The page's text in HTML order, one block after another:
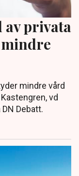
av privata
mindre vård
vd
Debatt.